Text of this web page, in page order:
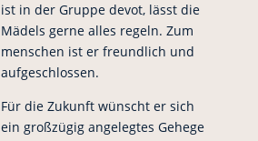
ist in der Gruppe devot, lässt die
Mädels gerne alles regeln. Zum
menschen ist er freundlich und
aufgeschlossen.
Für die Zukunft wünscht er sich
ein großzügig angelegtes Gehege